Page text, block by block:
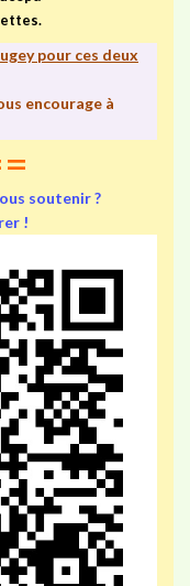
pour ces deux
encourage à
soutenir ?
!